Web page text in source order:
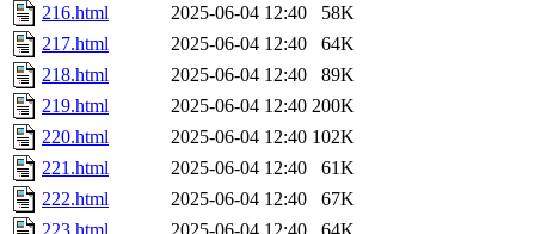
216.html
2025-06-04 12:40
58K
217.html
2025-06-04 12:40
64K
218.html
2025-06-04 12:40
89K
219.html
2025-06-04 12:40 200K
220.html
2025-06-04 12:40 102K
221.html
2025-06-04 12:40
61K
222.html
2025-06-04 12:40
67K